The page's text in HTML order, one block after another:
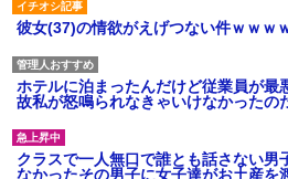
彼女(37)の情欲がえげつない件ｗｗｗ
ホテルに泊まったんだけど従業員が最
故私が怒鳴られなきゃいけなかったの
クラスで一人無口で誰とも話さない
なかったその男子に女子達がお土産